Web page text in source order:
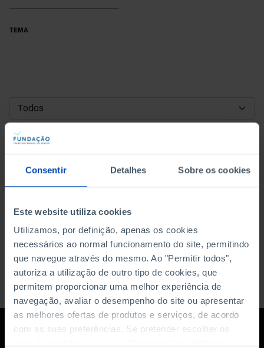
Consentir Detalhes Sobre os cookies
Este website utiliza cookies
Utilizamos, por definição, apenas os cookies
necessários ao normal funcionamento do site, permitindo
que navegue através do mesmo. Ao "Permitir todos",
autoriza a utilização de outro tipo de cookies, que
permitem proporcionar uma melhor experiência de
navegação, avaliar o desempenho do site ou apresentar
as melhores ofertas de produtos e serviços, de acordo
com as suas preferências. Se pretender escolher os
TEMA
DATA DE INÍCIO
DATA DE FIM